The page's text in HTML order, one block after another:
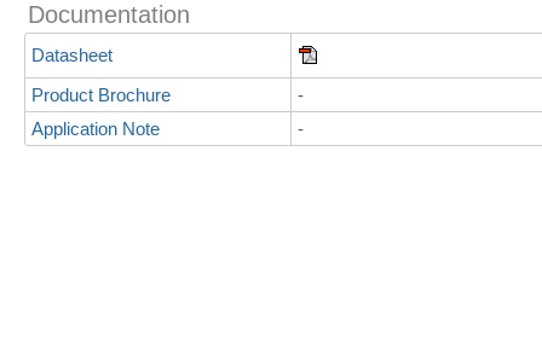
Documentation
Datasheet
Product Brochure
-
Application Note
-